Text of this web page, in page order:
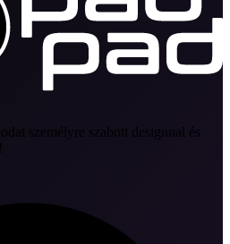
személyre szabott designnal és